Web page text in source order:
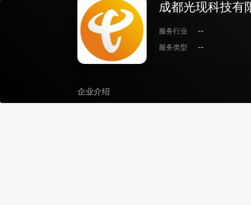
成都光现科技有
服务行业
--
服务类型
--
企业介绍